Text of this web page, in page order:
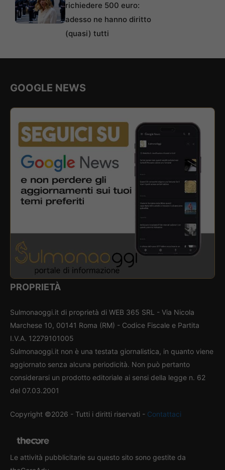
richiedere 500 euro:
adesso ne hanno diritto
(quasi) tutti
GOOGLE NEWS
PROPRIETÀ
Sulmonaoggi.it di proprietà di WEB 365 SRL - Via Nicola
Marchese 10, 00141 Roma (RM) - Codice Fiscale e Partita
I.V.A. 12279101005
Sulmonaoggi.it non è una testata giornalistica, in quanto viene
aggiornato senza alcuna periodicità. Non può pertanto
considerarsi un prodotto editoriale ai sensi della legge n. 62
del 07.03.2001
Copyright ©2026 - Tutti i diritti riservati - Contattaci
Le attività pubblicitarie su questo sito sono gestite da